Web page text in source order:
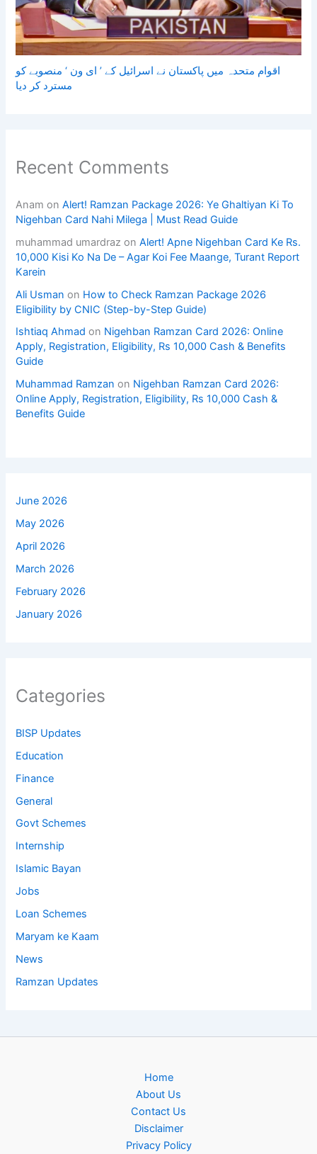
اقوام متحدہ میں پاکستان نے اسرائیل کے ’ ای ون ‘ منصوبے کو
مسترد کر دیا
Recent Comments
Anam onAlert! Ramzan Package 2026: Ye Ghaltiyan Ki To
Nigehban Card Nahi Milega | Must Read Guide
muhammad umardraz onAlert! Apne Nigehban Card Ke Rs.
10,000 Kisi Ko Na De – Agar Koi Fee Maange, Turant Report
Karein
Ali Usman on How to Check Ramzan Package 2026
Eligibility by CNIC (Step-by-Step Guide)
Ishtiaq Ahmad on Nigehban Ramzan Card 2026: Online
Apply, Registration, Eligibility, Rs 10,000 Cash & Benefits
Guide
Muhammad Ramzan on Nigehban Ramzan Card 2026:
Online Apply, Registration, Eligibility, Rs 10,000 Cash &
Benefits Guide
June 2026
May 2026
April 2026
March 2026
February 2026
January 2026
Categories
BISP Updates
Education
Finance
General
Govt Schemes
Internship
Islamic Bayan
Jobs
Loan Schemes
Maryam ke Kaam
News
Ramzan Updates
Home
About Us
Contact Us
Disclaimer
Privacy Policy